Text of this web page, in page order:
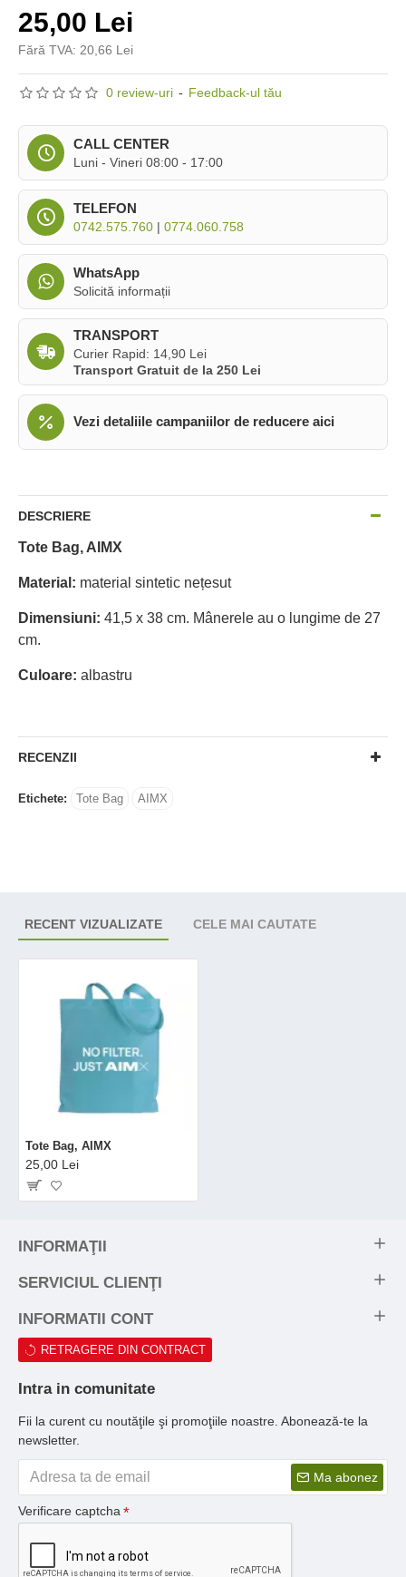
0 review-uri - Feedback-ul tău
25,00 Lei
Fără TVA: 20,66 Lei
CALL CENTER
Luni - Vineri 08:00 - 17:00
TELEFON
0742.575.760 | 0774.060.758
WhatsApp
Solicită informații
TRANSPORT
Curier Rapid: 14,90 Lei
Transport Gratuit de la 250 Lei
Vezi detaliile campaniilor de reducere aici
DESCRIERE
Tote Bag, AIMX
Material: material sintetic nețesut
Dimensiuni: 41,5 x 38 cm. Mânerele au o lungime de 27
cm.
Culoare: albastru
RECENZII
Etichete: Tote Bag AIMX
RECENT VIZUALIZATE CELE MAI CAUTATE
Tote Bag, AIMX
25,00 Lei
INFORMAŢII
SERVICIUL CLIENŢI
INFORMATII CONT
RETRAGERE DIN CONTRACT
Intra in comunitate
Fii la curent cu noutăţile şi promoţiile noastre. Abonează-te la
newsletter.
Ma abonez
Verificare captcha